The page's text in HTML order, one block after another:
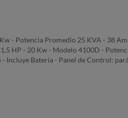
- Potencia Promedio 25 KVA - 38
HP - 20 Kw - Modelo 4100D -
Batería - Panel de Control: